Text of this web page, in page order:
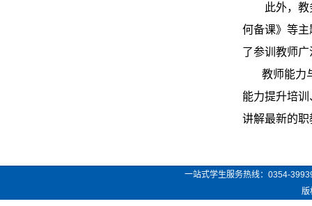
此外，
何备课》等
了参训教师
教师能力与
能力提升培
讲解最新的
一站式学生服务热线： 0354-
版